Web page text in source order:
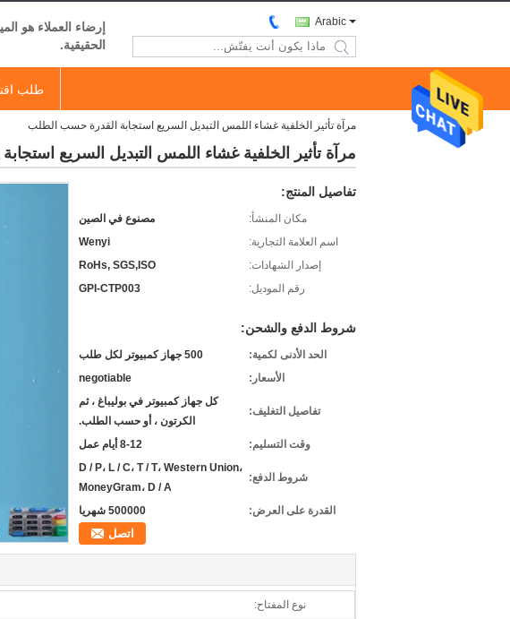
إرضاء العملاء هو
الحقيقية.
Arabic
search
طلب
مرآة تأثير الخلفية غشاء اللمس التبديل السريع استجابة القدرة حسب الطلب
مرآة تأثير الخلفية غشاء اللمس التبديل السريع
تفاصيل المنتج:
مكان المنشأ:
مصنوع في الصين
اسم العلامة التجارية:
Wenyi
إصدار الشهادات:
RoHs, SGS,ISO
رقم الموديل:
GPI-CTP003
شروط الدفع والشحن:
الحد الأدنى لكمية:
500 جهاز كمبيوتر لكل طلب
الأسعار:
negotiable
تفاصيل التغليف:
كل جهاز كمبيوتر في بوليباغ ، ثم
الكرتون ، أو حسب الطلب.
وقت التسليم:
8-12 أيام عمل
شروط الدفع:
D / P، L / C، T / T، Western Union،
MoneyGram، D / A
القدرة على العرض:
500000 شهريا
اتصل
نوع المفتاح: